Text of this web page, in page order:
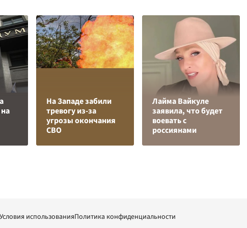
На Западе забили
тревогу из-за
угрозы окончания
СВО
Лайма Вайкуле
заявила, что будет
воевать с
россиянами
Условия использованияПолитика конфиденциальности